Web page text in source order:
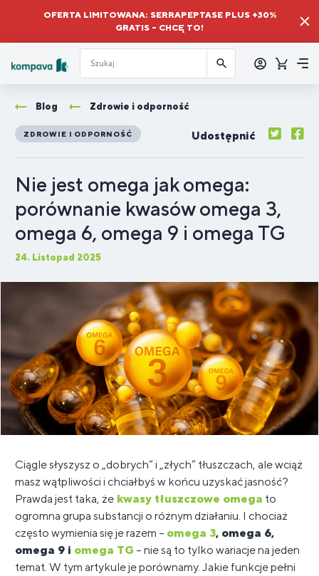
OFERTA LIMITOWANA: SERRAPEPTASE PLUS +30%
GRATIS – CHCĘ TO!
się
Koszyk
Blog Zdrowie i odporność
ZDROWIE I ODPORNOŚĆ Udostępnić
Nie jest omega jak omega:
porównanie kwasów omega 3,
omega 6, omega 9 i omega TG
24. Listopad 2025
Ciągle słyszysz o „dobrych” i „złych” tłuszczach, ale wciąż
masz wątpliwości i chciałbyś w końcu uzyskać jasność?
Prawda jest taka, że ​​kwasy tłuszczowe omega to
ogromna grupa substancji o różnym działaniu. I chociaż
często wymienia się je razem – omega 3, omega 6,
omega 9 i omega TG – nie są to tylko wariacje na jeden
temat. W tym artykule je porównamy. Jakie funkcje pełni